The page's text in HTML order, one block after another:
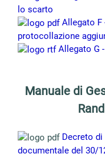
lo scarto
Allegato F
protocollazione
Allegato G
Manuale di
Decreto
documentale del 30/